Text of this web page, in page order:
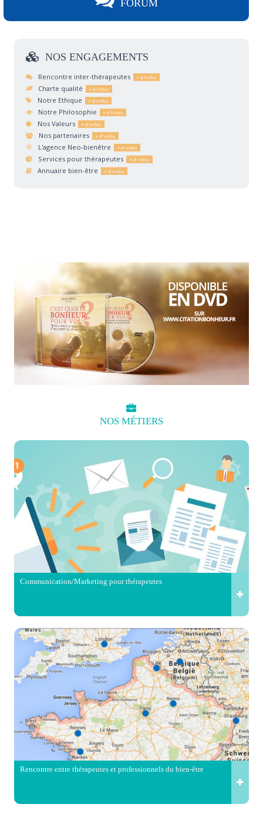
FORUM
NOS ENGAGEMENTS
Rencontre inter-thérapeutes
Charte qualité
Notre Ethique
Notre Philosophie
Nos Valeurs
Nos partenaires
L'agence Neo-bienêtre
Services pour thérapeutes
Annuaire bien-être
NOS MÉTIERS
Communication/Marketing pour thérapeutes
Rencontre entre thérapeutes et professionnels du bien-être